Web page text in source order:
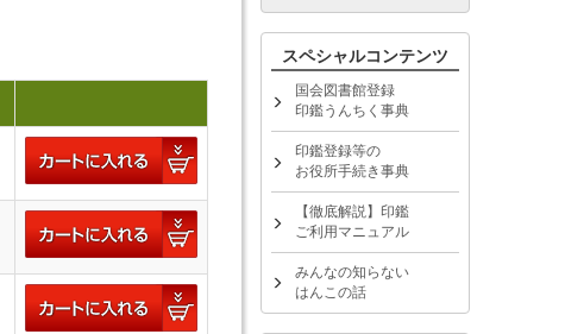
スペシャルコンテンツ
国会図書館登録
印鑑うんちく事典
印鑑登録等の
お役所手続き事典
【徹底解説】印鑑
ご利用マニュアル
みんなの知らない
はんこの話